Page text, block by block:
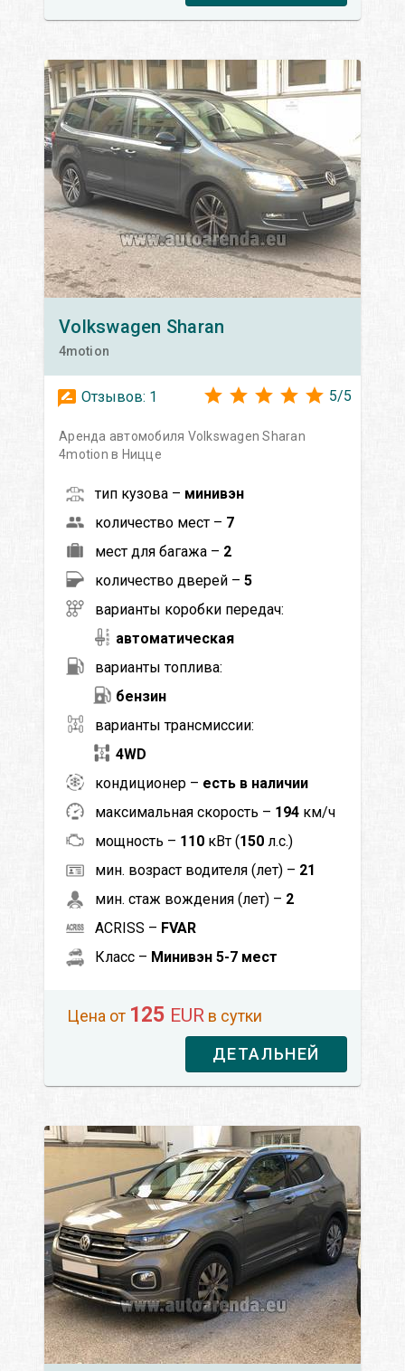
Volkswagen Sharan
4motion
Отзывов: 1 5/5
Аренда автомобиля Volkswagen Sharan
4motion в Ницце
тип кузова – минивэн
количество мест – 7
мест для багажа – 2
количество дверей – 5
варианты коробки передач:
автоматическая
варианты топлива:
бензин
варианты трансмиссии:
4WD
кондиционер – есть в наличии
максимальная скорость – 194 км/ч
мощность – 110 кВт (150 л.с.)
мин. возраст водителя (лет) – 21
мин. стаж вождения (лет) – 2
ACRISS – FVAR
Класс – Минивэн 5-7 мест
Цена от 125 EUR в сутки
ДЕТАЛЬНЕЙ